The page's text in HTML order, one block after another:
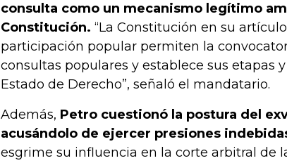
consulta como un mecanismo legítimo
Constitución. “La Constitución en su
participación popular permiten la
consultas populares y establece sus etapas
Estado de Derecho”, señaló el mandatario.
Además, Petro cuestionó la postura del
acusándolo de ejercer presiones
esgrime su influencia en la corte arbitral de